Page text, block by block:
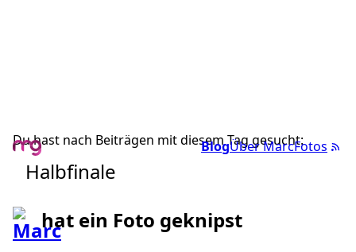
BlogÜber MarcFotos
Du hast nach Beiträgen mit diesem Tag gesucht:
Halbfinale
hat ein Foto geknipst